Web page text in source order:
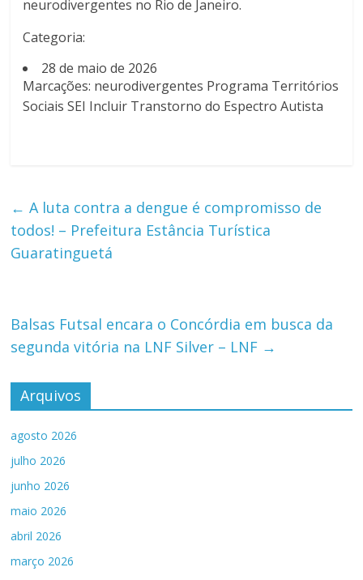
neurodivergentes no Rio de Janeiro.
Categoria:
28 de maio de 2026
Marcações: neurodivergentes Programa Territórios
Sociais SEI Incluir Transtorno do Espectro Autista
← A luta contra a dengue é compromisso de
todos! – Prefeitura Estância Turística
Guaratinguetá
Balsas Futsal encara o Concórdia em busca da
segunda vitória na LNF Silver – LNF →
Arquivos
agosto 2026
julho 2026
junho 2026
maio 2026
abril 2026
março 2026